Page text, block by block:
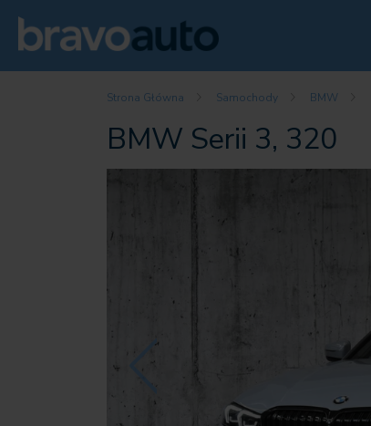
Strona Główna Samochody BMW
BMW Serii 3, 320